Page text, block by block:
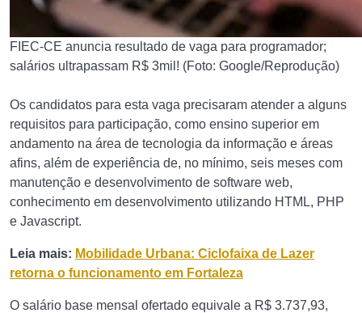
FIEC-CE anuncia resultado de vaga para programador;
salários ultrapassam R$ 3mil! (Foto: Google/Reprodução)
Os candidatos para esta vaga precisaram atender a alguns
requisitos para participação, como ensino superior em
andamento na área de tecnologia da informação e áreas
afins, além de experiência de, no mínimo, seis meses com
manutenção e desenvolvimento de software web,
conhecimento em desenvolvimento utilizando HTML, PHP
e Javascript.
Leia mais: Mobilidade Urbana: Ciclofaixa de Lazer
retorna o funcionamento em Fortaleza
O salário base mensal ofertado equivale a R$ 3.737,93,